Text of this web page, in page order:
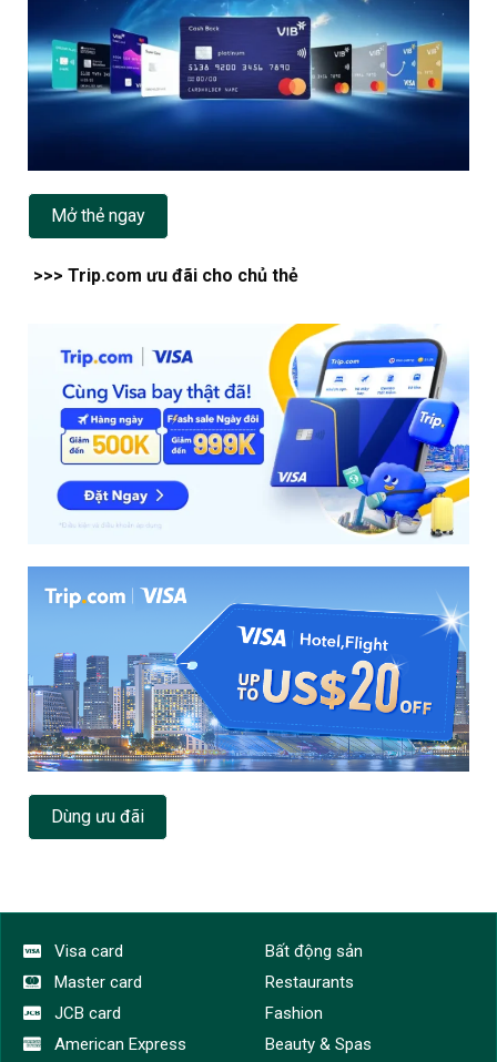
Mở thẻ ngay
>>> Trip.com ưu đãi cho chủ thẻ
Dùng ưu đãi
Visa card
Master card
JCB card
American Express
Bất động sản
Restaurants
Fashion
Beauty & Spas